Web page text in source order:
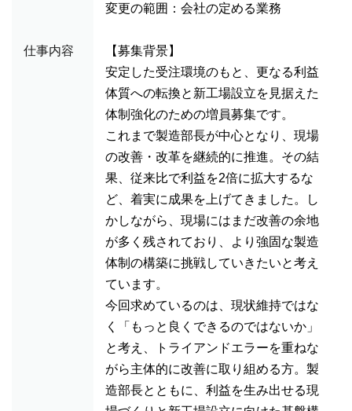
仕事内容
変更の範囲：会社の定める業務
【募集背景】
安定した受注環境のもと、更なる利益
体質への転換と新工場設立を見据えた
体制強化のための増員募集です。
これまで製造部長が中心となり、現場
の改善・改革を継続的に推進。その結
果、従来比で利益を2倍に拡大するな
ど、着実に成果を上げてきました。し
かしながら、現場にはまだ改善の余地
が多く残されており、より強固な製造
体制の構築に挑戦していきたいと考え
ています。
今回求めているのは、現状維持ではな
く「もっと良くできるのではないか」
と考え、トライアンドエラーを重ねな
がら主体的に改善に取り組める方。製
造部長とともに、利益を生み出せる現